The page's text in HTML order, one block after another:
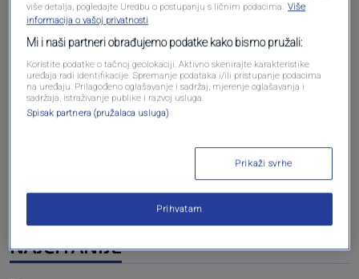
Oglas
NAJČITANIJE
više detalja, pogledajte Uredbu o postupanju s ličnim podacima. Više
informacija o vašoj privatnosti
Mi i naši partneri obrađujemo podatke kako bismo pružali:
Koristite podatke o tačnoj geolokaciji. Aktivno skenirajte karakteristike
uređaja radi identifikacije. Spremanje podataka i/ili pristupanje podacima
na uređaju. Prilagođeno oglašavanje i sadržaj, mjerenje oglašavanja i
sadržaja, istraživanje publike i razvoj usluga.
Spisak partnera (pružalaca usluga)
Prikaži svrhe
Prihvatam